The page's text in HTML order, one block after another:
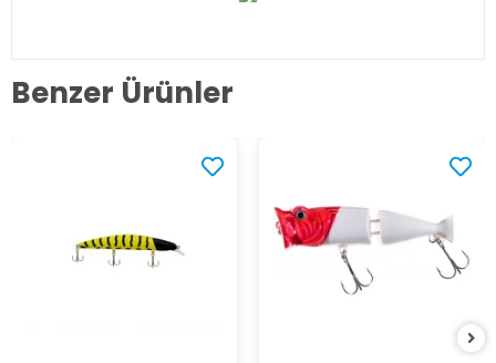
Benzer Ürünler